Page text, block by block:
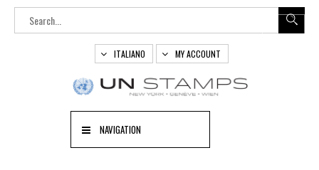
ITALIANO MY ACCOUNT
NAVIGATION